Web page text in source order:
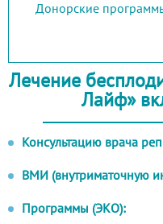
Донорские
Лечение
Лайф»
Консультацию врача
ВМИ (внутриматочную
Программы (ЭКО):